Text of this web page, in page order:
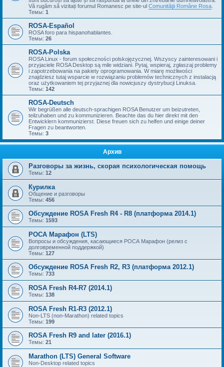
Vă rugăm să vizitați forumul Romanesc pe site-ul Comunităţii Române Rosa
Темы: 1
ROSA-Español
ROSA foro para hispanohablantes.
Темы: 26
ROSA-Polska
ROSA Linux - forum społeczności polskojęzycznej. Wszyscy zainteresowani i
przyjaciele ROSA Desktop są mile widziani. Pytaj, wspieraj, zgłaszaj problemy
i zapotrzebowania na pakiety oprogramowania. W miarę możliwości
znajdziesz tutaj wsparcie w rozwiązaniu problemów technicznych z instalacją
oraz użytkowaniem tej przyjaznej dla nowicjuszy dystrybucji Linuksa.
Темы: 142
ROSA-Deutsch
Wir begrüßen alle deutsch-sprachigen ROSA Benutzer um beizutreten,
teilzuhaben und zu kommunizieren. Beachte das du hier direkt mit den
Entwicklern kommunizierst. Diese freuen sich zu helfen und einige deiner
Fragen zu beantworten.
Темы: 3
Архив
Разговоры за жизнь, скорая психологическая помощь
Темы: 12
Курилка
Общение и разговоры
Темы: 456
Обсуждение ROSA Fresh R4 - R8 (платформа 2014.1)
Темы: 1593
РОСА Марафон (LTS)
Вопросы и обсуждения, касающиеся РОСА Марафон (релиз с
долговременной поддержкой)
Темы: 127
Обсуждение ROSA Fresh R2, R3 (платформа 2012.1)
Темы: 733
ROSA Fresh R4-R7 (2014.1)
Темы: 138
ROSA Fresh R1-R3 (2012.1)
Non-LTS (non-Marathon) related topics
Темы: 199
ROSA Fresh R9 and later (2016.1)
Темы: 21
Marathon (LTS) General Software
Non-Desktop related topics